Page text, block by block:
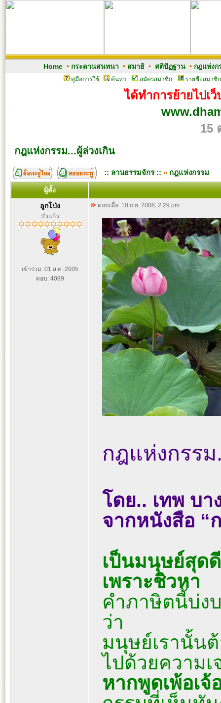
Home• กระดานสนทนา • สมาธิ• สติปัฏฐาน• กฎแห่งก
คู่มือการใช้ ค้นหา สมัครสมาชิก รายชื่อสมาชิก
ได้ทำการย้ายไปเ
15
กฎแห่งกรรม...ผู้ล่วงเกิน
:: ลานธรรมจักร :: » กฎแห่งกรรม
ผู้ตั้ง
ลูกโป่ง
บัวแก้ว
เข้าร่วม: 01 ส.ค. 2005
ตอบ: 4089
ตอบเมื่อ: 10 ก.ย. 2008, 2:29 pm
กฎแห่งกรรม
โดย.. เทพ บา
จากหนังสือ “
เป็นมนุษย์สุด
เพราะชิวหา
คำภาษิตนี้บ่ง
ว่า
มนุษย์เรานั้น
ไปด้วยความเ
หากพูดเพ้อเจ้